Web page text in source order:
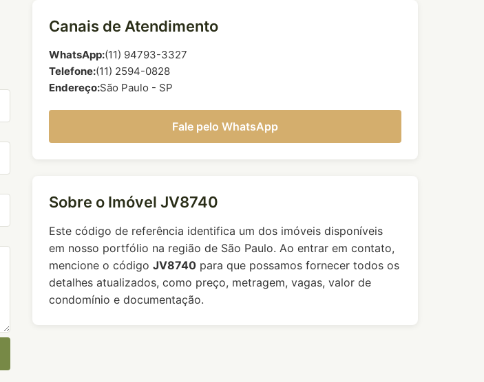
Canais de Atendimento
WhatsApp:(11) 94793-3327
Telefone:(11) 2594-0828
Endereço:São Paulo - SP
Fale pelo WhatsApp
Sobre o Imóvel JV8740
Este código de referência identifica um dos imóveis disponíveis
em nosso portfólio na região de São Paulo. Ao entrar em contato,
mencione o código JV8740 para que possamos fornecer todos os
detalhes atualizados, como preço, metragem, vagas, valor de
condomínio e documentação.